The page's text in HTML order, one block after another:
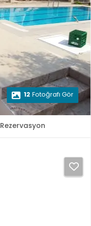
12 Fotoğrafı Gör
Rezervasyon